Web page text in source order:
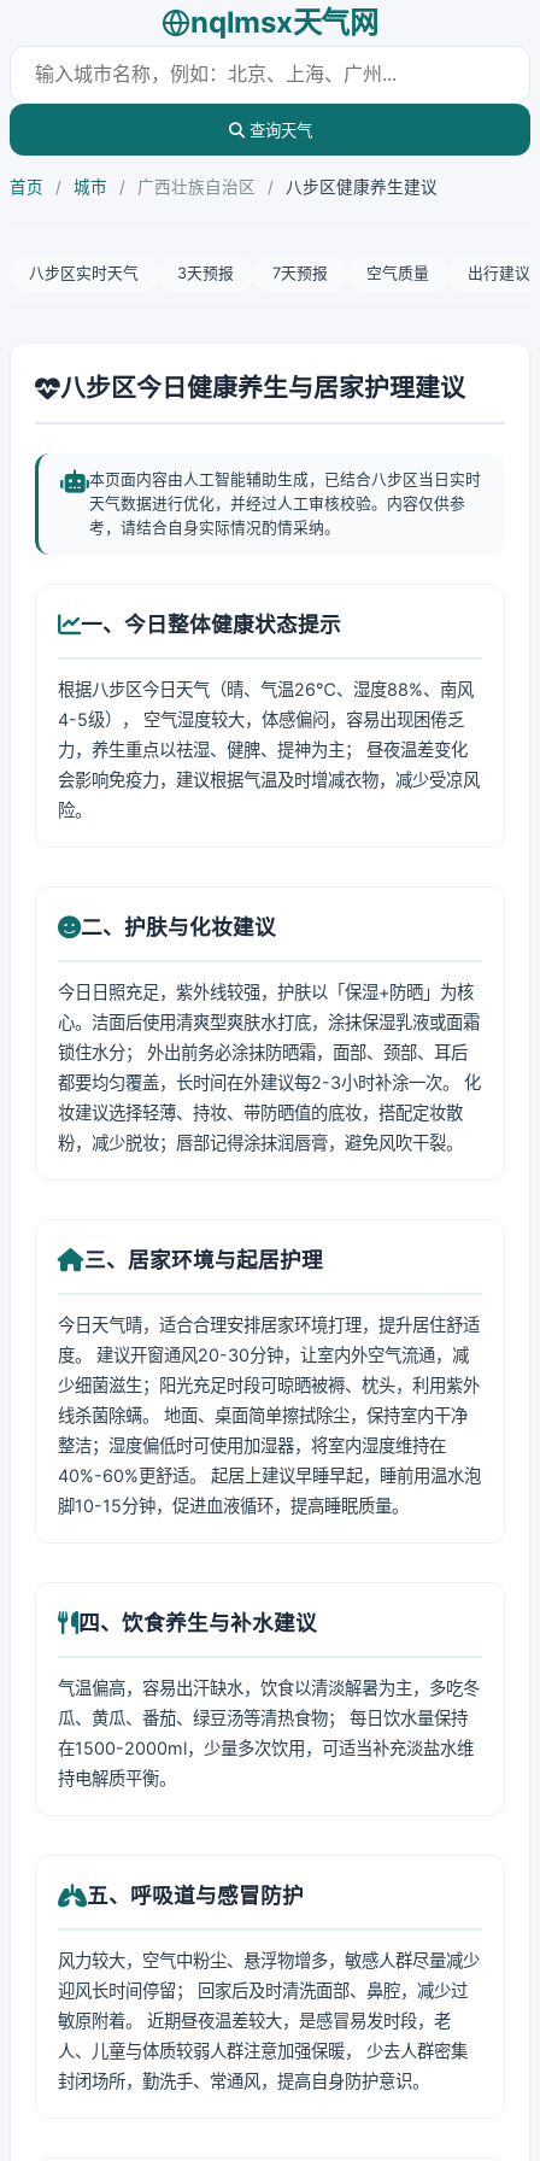
nqlmsx天气网
查询天气
首页 / 城市 / 广西壮族自治区 / 八步区健康养生建议
八步区实时天气 3天预报 7天预报 空气质量 出行建议
八步区今日健康养生与居家护理建议
本页面内容由人工智能辅助生成，已结合八步区当日实时
天气数据进行优化，并经过人工审核校验。内容仅供参
考，请结合自身实际情况酌情采纳。
一、今日整体健康状态提示
根据八步区今日天气（晴、气温26℃、湿度88%、南风
4-5级）， 空气湿度较大，体感偏闷，容易出现困倦乏
力，养生重点以祛湿、健脾、提神为主； 昼夜温差变化
会影响免疫力，建议根据气温及时增减衣物，减少受凉风
险。
二、护肤与化妆建议
今日日照充足，紫外线较强，护肤以「保湿+防晒」为核
心。洁面后使用清爽型爽肤水打底，涂抹保湿乳液或面霜
锁住水分； 外出前务必涂抹防晒霜，面部、颈部、耳后
都要均匀覆盖，长时间在外建议每2-3小时补涂一次。 化
妆建议选择轻薄、持妆、带防晒值的底妆，搭配定妆散
粉，减少脱妆；唇部记得涂抹润唇膏，避免风吹干裂。
三、居家环境与起居护理
今日天气晴，适合合理安排居家环境打理，提升居住舒适
度。 建议开窗通风20-30分钟，让室内外空气流通，减
少细菌滋生；阳光充足时段可晾晒被褥、枕头，利用紫外
线杀菌除螨。 地面、桌面简单擦拭除尘，保持室内干净
整洁；湿度偏低时可使用加湿器，将室内湿度维持在
40%-60%更舒适。 起居上建议早睡早起，睡前用温水泡
脚10-15分钟，促进血液循环，提高睡眠质量。
四、饮食养生与补水建议
气温偏高，容易出汗缺水，饮食以清淡解暑为主，多吃冬
瓜、黄瓜、番茄、绿豆汤等清热食物； 每日饮水量保持
在1500-2000ml，少量多次饮用，可适当补充淡盐水维
持电解质平衡。
五、呼吸道与感冒防护
风力较大，空气中粉尘、悬浮物增多，敏感人群尽量减少
迎风长时间停留； 回家后及时清洗面部、鼻腔，减少过
敏原附着。 近期昼夜温差较大，是感冒易发时段，老
人、儿童与体质较弱人群注意加强保暖， 少去人群密集
封闭场所，勤洗手、常通风，提高自身防护意识。